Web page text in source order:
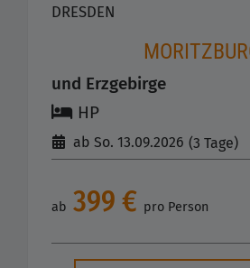
DRESDEN
und Erzgebirge
HP
ab So. 13.09.2026 (3 Tage)
ab 399 € pro Person